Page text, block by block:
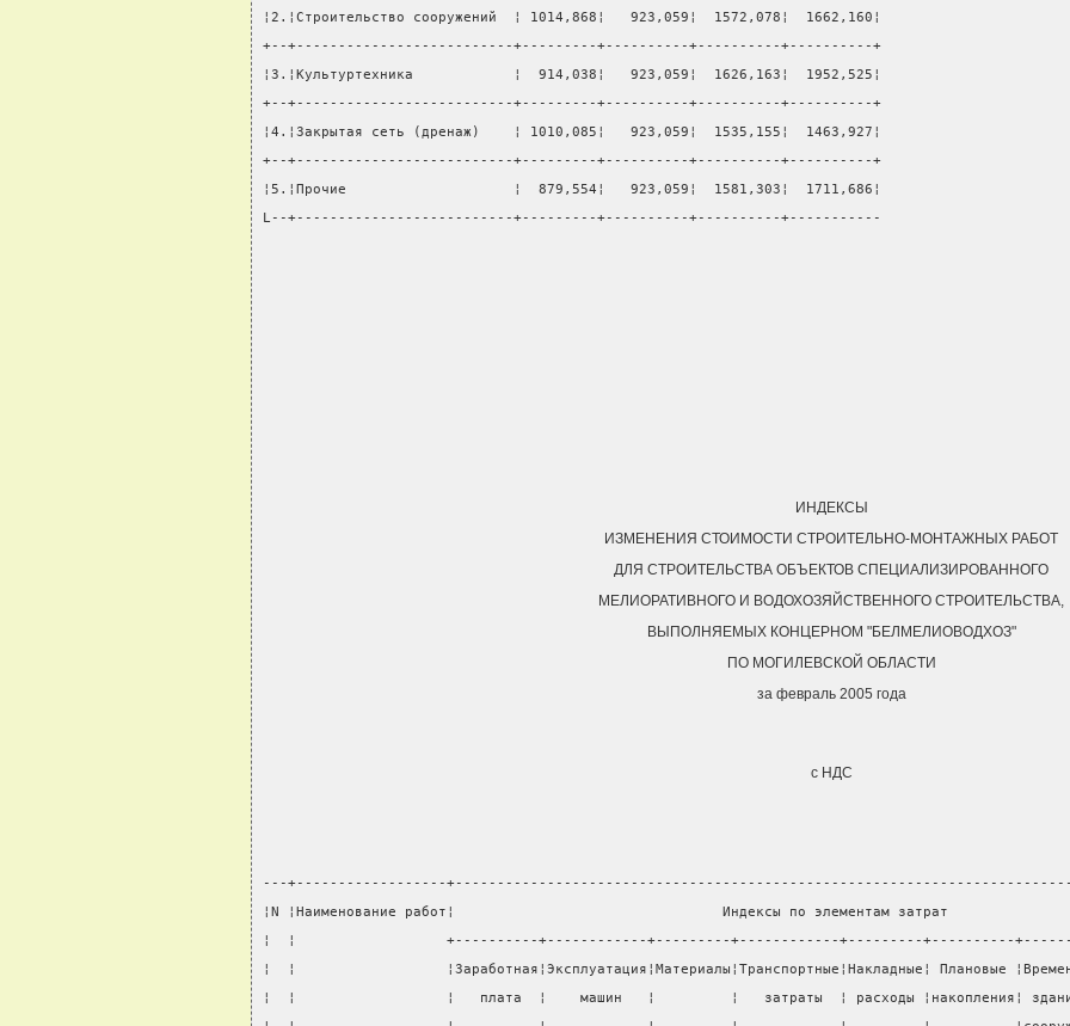
¦2.¦Строительство сооружений  ¦ 1014,868¦   923,059¦  1572,078¦  1662,160¦
+--+--------------------------+---------+----------+----------+----------+
¦3.¦Культуртехника            ¦  914,038¦   923,059¦  1626,163¦  1952,525¦
+--+--------------------------+---------+----------+----------+----------+
¦4.¦Закрытая сеть (дренаж)    ¦ 1010,085¦   923,059¦  1535,155¦  1463,927¦
+--+--------------------------+---------+----------+----------+----------+
¦5.¦Прочие                    ¦  879,554¦   923,059¦  1581,303¦  1711,686¦
L--+--------------------------+---------+----------+----------+-----------
ИНДЕКСЫ
ИЗМЕНЕНИЯ СТОИМОСТИ СТРОИТЕЛЬНО-МОНТАЖНЫХ РАБОТ
ДЛЯ СТРОИТЕЛЬСТВА ОБЪЕКТОВ СПЕЦИАЛИЗИРОВАННОГО
МЕЛИОРАТИВНОГО И ВОДОХОЗЯЙСТВЕННОГО СТРОИТЕЛЬСТВА,
ВЫПОЛНЯЕМЫХ КОНЦЕРНОМ "БЕЛМЕЛИОВОДХОЗ"
ПО МОГИЛЕВСКОЙ ОБЛАСТИ
за февраль 2005 года
с НДС
---+------------------
¦N ¦Наименование работ¦                                Индексы по элементам затрат
¦  ¦                  +----------+------------+---------+------------+---------+----------
¦  ¦                  ¦Заработная¦Эксплуатация¦Материалы¦Транспортные¦Накладные¦ Плановые
¦  ¦                  ¦   плата  ¦    машин   ¦         ¦   затраты  ¦ расходы ¦накопления¦